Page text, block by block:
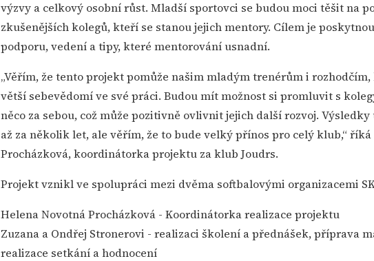
výzvy a celkový osobní růst. Mladší sportovci se budou moci těšit na
zkušenějších kolegů, kteří se stanou jejich mentory. Cílem je
podporu, vedení a tipy, které mentorování usnadní.
„Věřím, že tento projekt pomůže našim mladým trenérům i
větší sebevědomí ve své práci. Budou mít možnost si promluvit s
něco za sebou, což může pozitivně ovlivnit jejich další rozvoj.
až za několik let, ale věřím, že to bude velký přínos pro celý klub,“ říká
Procházková, koordinátorka projektu za klub Joudrs.
Projekt vznikl ve spolupráci mezi dvěma softbalovými organizacemi
Helena Novotná Procházková - Koordinátorka realizace projektu
Zuzana a Ondřej Stronerovi - realizaci školení a přednášek, příprava
realizace setkání a hodnocení